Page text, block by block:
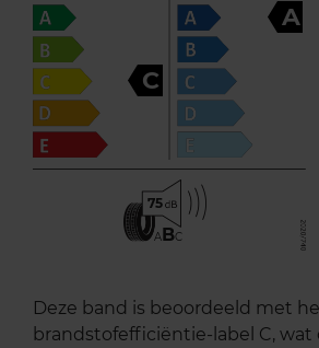
C
A
75
ABC
Deze band is beoordeeld met
brandstofefficiëntie-label C,